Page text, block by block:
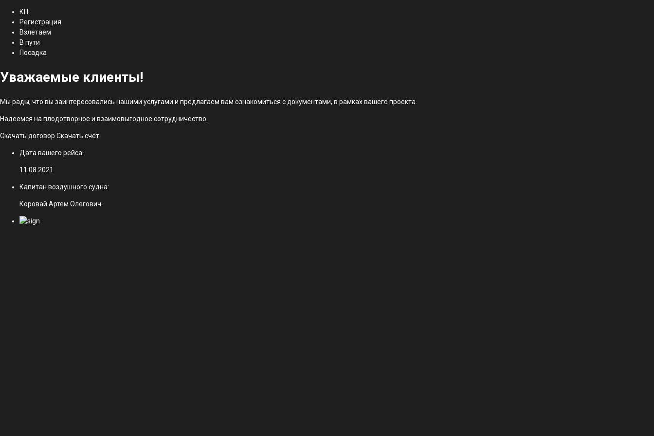
КП
Регистрация
Взлетаем
В пути
Посадка
Уважаемые клиенты!
Мы рады, что вы заинтересовались нашими услугами и предлагаем вам ознакомиться с документами, в рамках вашего проекта.
Надеемся на плодотворное и взаимовыгодное сотрудничество.
Скачать договор Скачать счёт
Дата вашего рейса:
11.08.2021
Капитан воздушного судна:
Коровай Артем Олегович.